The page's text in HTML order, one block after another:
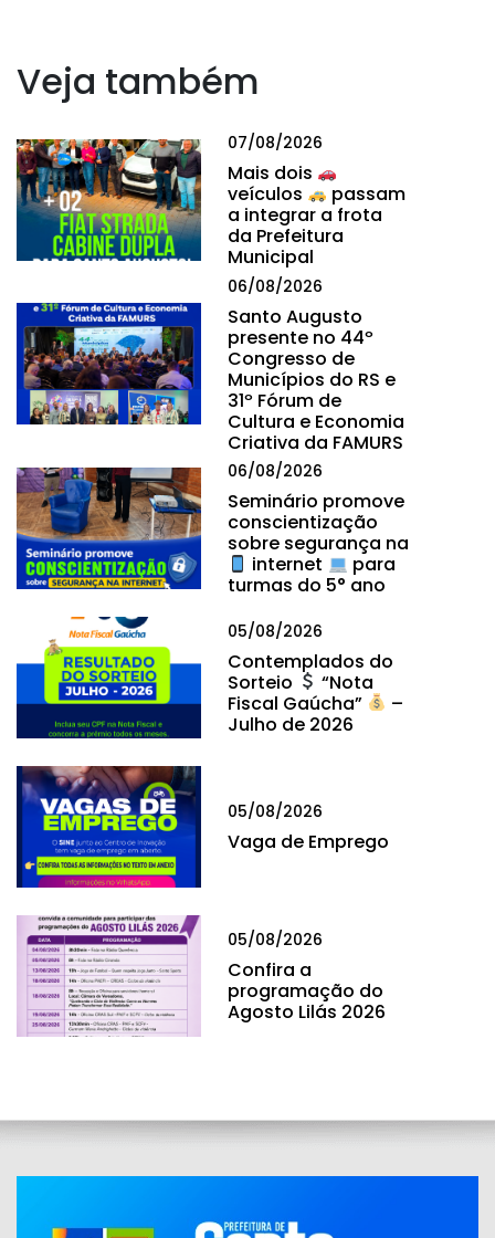
Veja também
07/08/2026
Mais dois
veículos
passam
a integrar a frota
da Prefeitura
Municipal
06/08/2026
Santo Augusto
presente no 44º
Congresso de
Municípios do RS e
31º Fórum de
Cultura e Economia
Criativa da FAMURS
06/08/2026
Seminário promove
conscientização
sobre segurança na
internet
para
turmas do 5° ano
05/08/2026
Contemplados do
Sorteio
“Nota
Fiscal Gaúcha”
–
Julho de 2026
05/08/2026
Vaga de Emprego
05/08/2026
Confira a
programação do
Agosto Lilás 2026